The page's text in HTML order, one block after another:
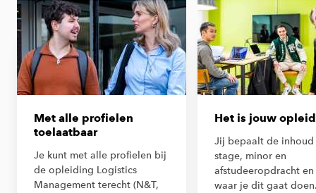
Met alle profielen
toelaatbaar
Je kunt met alle profielen bij
de opleiding Logistics
Management terecht (N&T,
Het is jouw
Jij bepaalt de inhoud
stage, minor en
afstudeeropdracht
waar je dit gaat